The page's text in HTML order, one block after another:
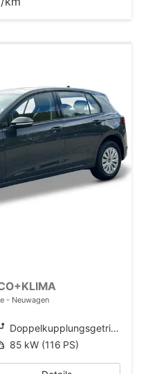
Neuwagen
Getriebe
Doppelkupplungsgetriebe (DSG)
85 kW (116 PS)